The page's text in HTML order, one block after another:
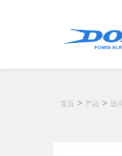
首页 > 产品 > 适